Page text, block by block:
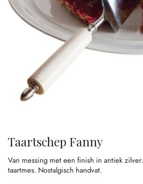
Taartschep Fanny
Van messing met een finish in antiek zilver.
taartmes. Nostalgisch handvat.